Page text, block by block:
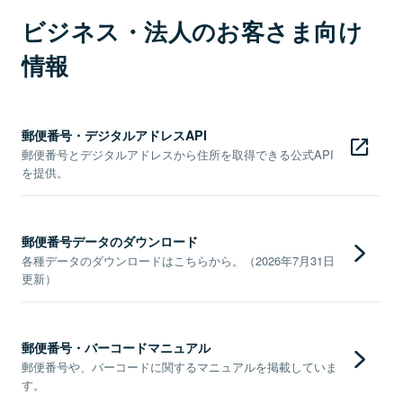
ビジネス・法人のお客さま向け
情報
郵便番号・デジタルアドレスAPI
郵便番号とデジタルアドレスから住所を取得できる公式API
を提供。
郵便番号データのダウンロード
各種データのダウンロードはこちらから。（2026年7月31日
更新）
郵便番号・バーコードマニュアル
郵便番号や、バーコードに関するマニュアルを掲載していま
す。